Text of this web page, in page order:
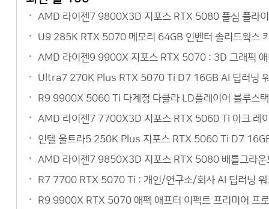
AMD 라이젠7 9800X3D 지포스 RTX 5080 플심 플라
U9 285K RTX 5070 메모리 64GB 인벤터 솔리드웍스
AMD 라이젠9 9900X 지포스 RTX 5070 : 3D 그래픽 애
Ultra7 270K Plus RTX 5070 Ti D7 16GB AI 딥러닝 워
R9 9900X 5060 Ti 다계정 다클라 LD플레이어 블루스
AMD 라이젠7 7700X3D 지포스 RTX 5060 Ti 아크 레
인텔 울트라5 250K Plus 지포스 RTX 5060 Ti D7
AMD 라이젠7 9850X3D 지포스 RTX 5080 배틀그라운
R7 7700 RTX 5070 Ti : 개인/연구소/회사 AI 딥러닝 워
R9 9900X RTX 5070 애펙 애프터 이펙트 프리미어 프